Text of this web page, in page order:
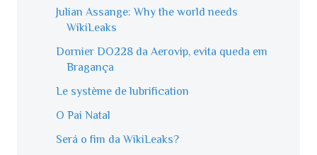
Julian Assange: Why the world needs
WikiLeaks
Dornier DO228 da Aerovip, evita queda em
Bragança
Le système de lubrification
O Pai Natal
Será o fim da WikiLeaks?